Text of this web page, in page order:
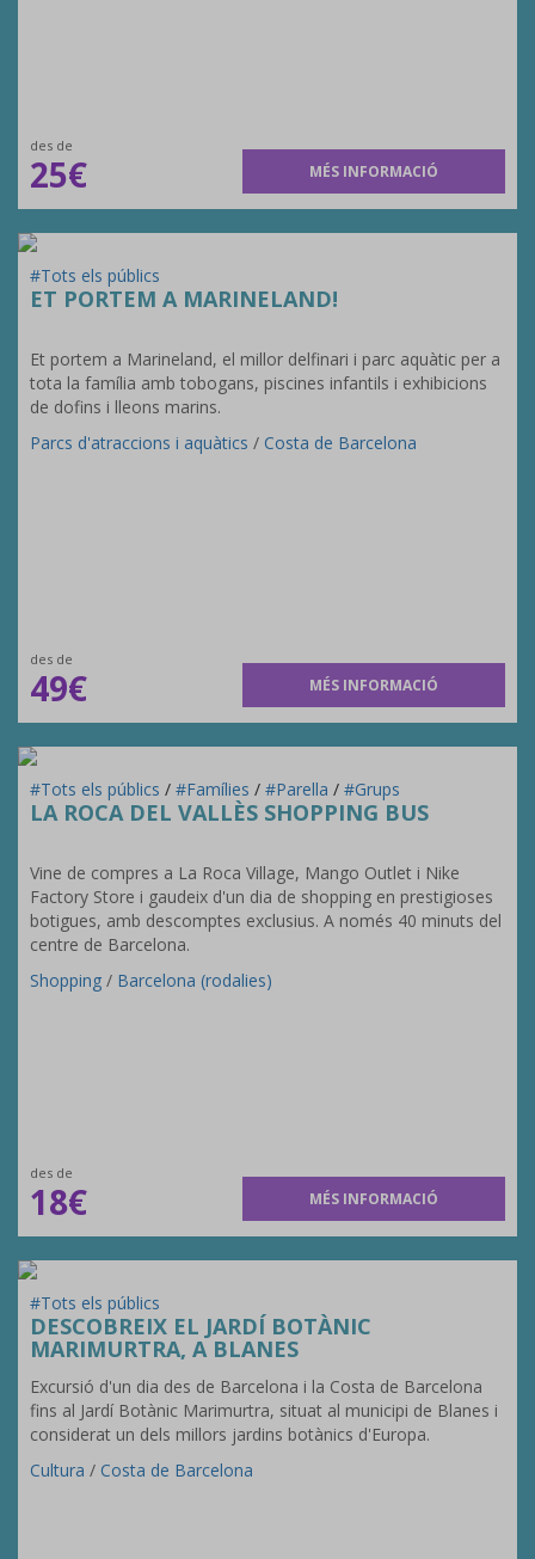
des de
25€ MÉS INFORMACIÓ
#Tots els públics
ET PORTEM A MARINELAND!
Et portem a Marineland, el millor delfinari i parc aquàtic per a
tota la família amb tobogans, piscines infantils i exhibicions
de dofins i lleons marins.
Parcs d'atraccions i aquàtics / Costa de Barcelona
des de
49€ MÉS INFORMACIÓ
#Tots els públics / #Famílies / #Parella / #Grups
LA ROCA DEL VALLÈS SHOPPING BUS
Vine de compres a La Roca Village, Mango Outlet i Nike
Factory Store i gaudeix d'un dia de shopping en prestigioses
botigues, amb descomptes exclusius. A només 40 minuts del
centre de Barcelona.
Shopping / Barcelona (rodalies)
des de
18€ MÉS INFORMACIÓ
#Tots els públics
DESCOBREIX EL JARDÍ BOTÀNIC
MARIMURTRA, A BLANES
Excursió d'un dia des de Barcelona i la Costa de Barcelona
fins al Jardí Botànic Marimurtra, situat al municipi de Blanes i
considerat un dels millors jardins botànics d'Europa.
Cultura / Costa de Barcelona